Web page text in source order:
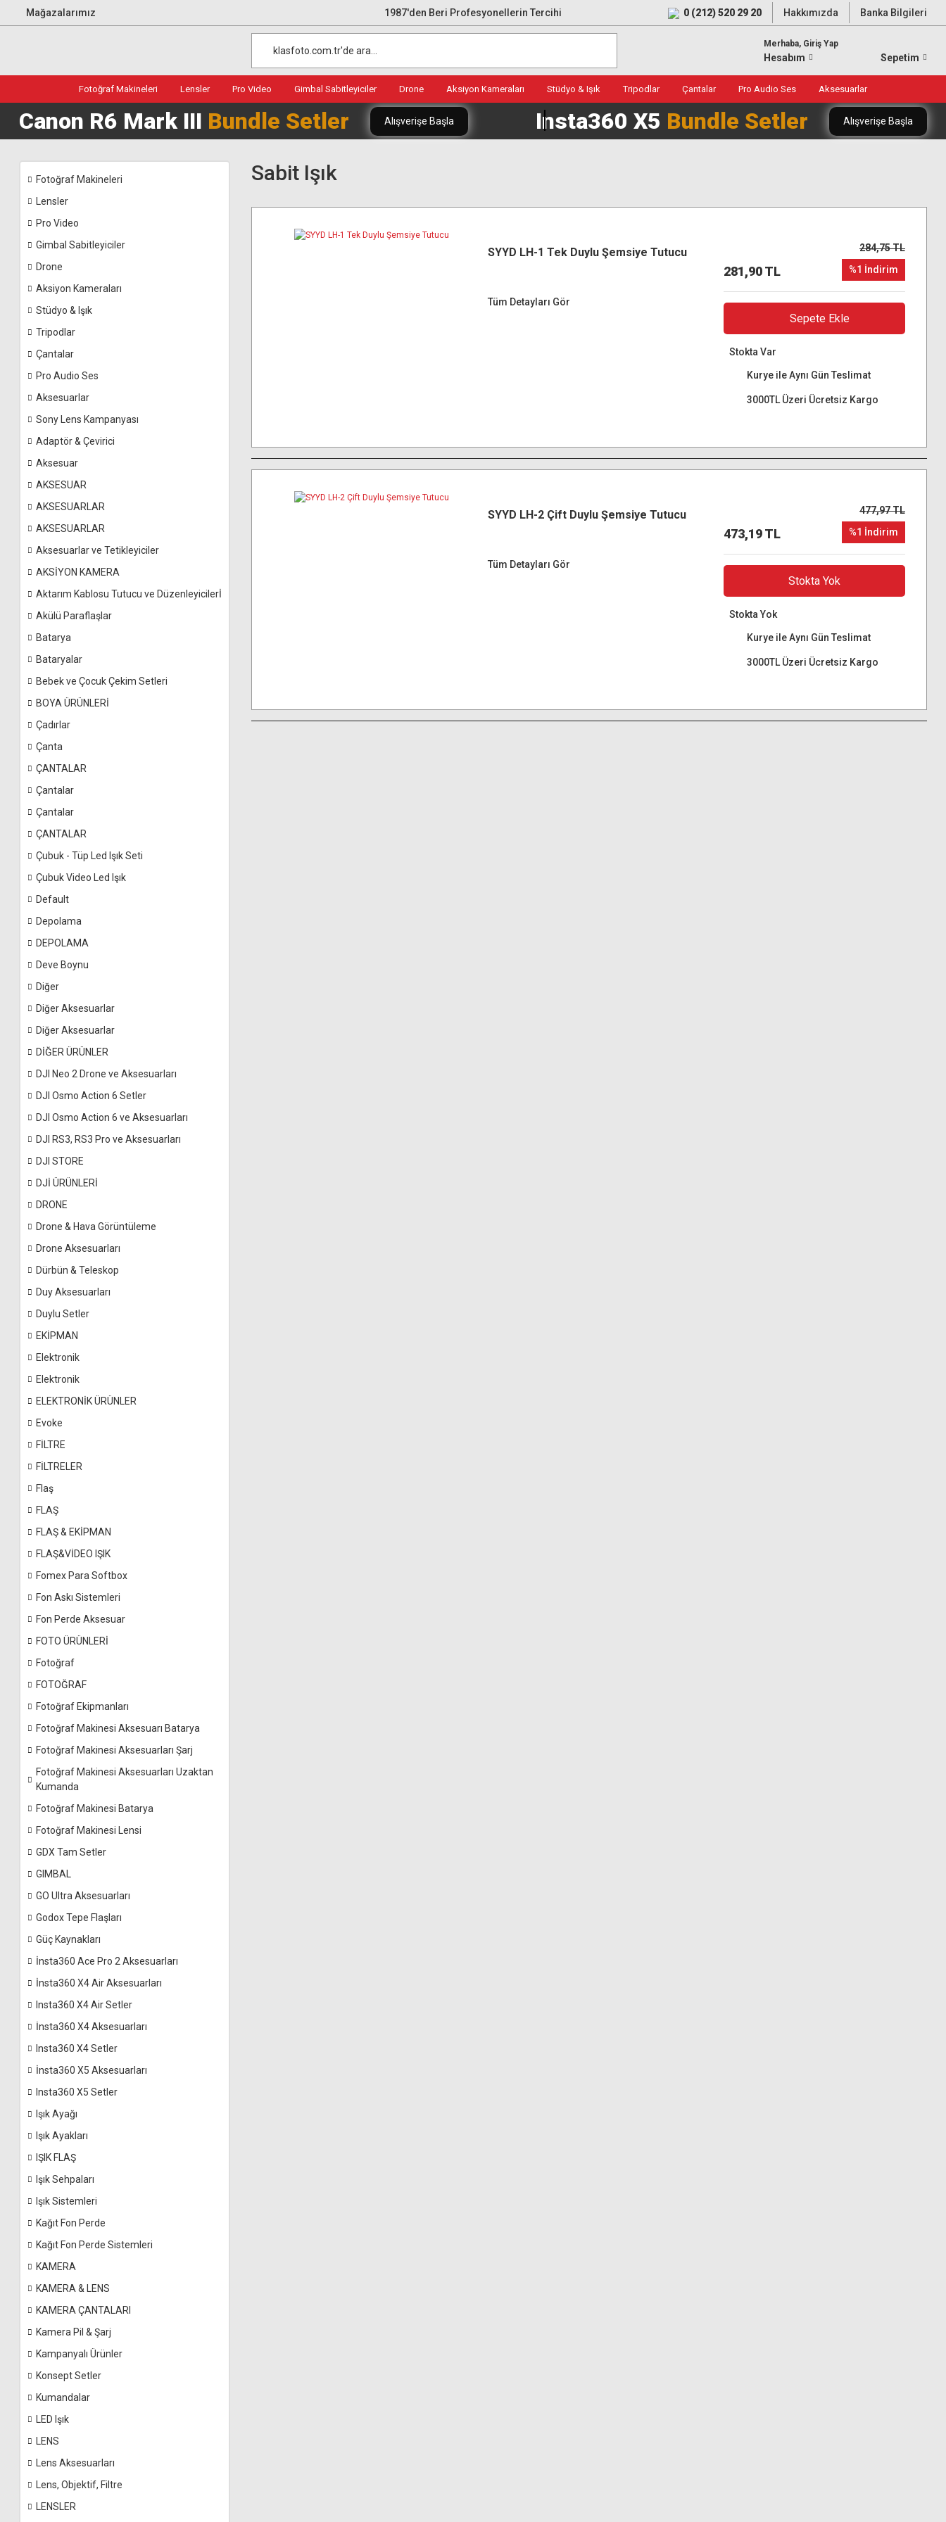
Mağazalarımız 1987'den Beri Profesyonellerin Tercihi 0 (212) 520 29 20 Hakkımızda Banka Bilgileri
Merhaba, Giriş Yap
Hesabım Sepetim
Fotoğraf Makineleri Lensler Pro Video Gimbal Sabitleyiciler Drone Aksiyon Kameraları Stüdyo & Işık Tripodlar Çantalar Pro Audio Ses Aksesuarlar
Canon R6 Mark III Bundle Setler Alışverişe Başla Insta360 X5 Bundle Setler Alışverişe Başla
Fotoğraf Makineleri
Lensler
Pro Video
Gimbal Sabitleyiciler
Drone
Aksiyon Kameraları
Stüdyo & Işık
Tripodlar
Çantalar
Pro Audio Ses
Aksesuarlar
Sony Lens Kampanyası
Adaptör & Çevirici
Aksesuar
AKSESUAR
AKSESUARLAR
AKSESUARLAR
Aksesuarlar ve Tetikleyiciler
AKSİYON KAMERA
Aktarım Kablosu Tutucu ve Düzenleyicilerİ
Akülü Paraflaşlar
Batarya
Bataryalar
Bebek ve Çocuk Çekim Setleri
BOYA ÜRÜNLERİ
Çadırlar
Çanta
ÇANTALAR
Çantalar
Çantalar
ÇANTALAR
Çubuk - Tüp Led Işık Seti
Çubuk Video Led Işık
Default
Depolama
DEPOLAMA
Deve Boynu
Diğer
Diğer Aksesuarlar
Diğer Aksesuarlar
DİĞER ÜRÜNLER
DJI Neo 2 Drone ve Aksesuarları
DJI Osmo Action 6 Setler
DJI Osmo Action 6 ve Aksesuarları
DJI RS3, RS3 Pro ve Aksesuarları
DJI STORE
DJİ ÜRÜNLERİ
DRONE
Drone & Hava Görüntüleme
Drone Aksesuarları
Dürbün & Teleskop
Duy Aksesuarları
Duylu Setler
EKİPMAN
Elektronik
Elektronik
ELEKTRONİK ÜRÜNLER
Evoke
FİLTRE
FİLTRELER
Flaş
FLAŞ
FLAŞ & EKİPMAN
FLAŞ&VİDEO IŞIK
Fomex Para Softbox
Fon Askı Sistemleri
Fon Perde Aksesuar
FOTO ÜRÜNLERİ
Fotoğraf
FOTOĞRAF
Fotoğraf Ekipmanları
Fotoğraf Makinesi Aksesuarı Batarya
Fotoğraf Makinesi Aksesuarları Şarj
Fotoğraf Makinesi Aksesuarları Uzaktan
Kumanda
Fotoğraf Makinesi Batarya
Fotoğraf Makinesi Lensi
GDX Tam Setler
GIMBAL
GO Ultra Aksesuarları
Godox Tepe Flaşları
Güç Kaynakları
İnsta360 Ace Pro 2 Aksesuarları
İnsta360 X4 Air Aksesuarları
Insta360 X4 Air Setler
İnsta360 X4 Aksesuarları
Insta360 X4 Setler
İnsta360 X5 Aksesuarları
Insta360 X5 Setler
Işık Ayağı
Işık Ayakları
IŞIK FLAŞ
Işık Sehpaları
Işık Sistemleri
Kağıt Fon Perde
Kağıt Fon Perde Sistemleri
KAMERA
KAMERA & LENS
KAMERA ÇANTALARI
Kamera Pil & Şarj
Kampanyalı Ürünler
Konsept Setler
Kumandalar
LED Işık
LENS
Lens Aksesuarları
Lens, Objektif, Filtre
LENSLER
Sabit Işık
SYYD LH-1 Tek Duylu Şemsiye Tutucu
Tüm Detayları Gör
281,90 TL
284,75 TL
%1 İndirim
Sepete Ekle
Stokta Var
Kurye ile Aynı Gün Teslimat
3000TL Üzeri Ücretsiz Kargo
SYYD LH-2 Çift Duylu Şemsiye Tutucu
Tüm Detayları Gör
473,19 TL
477,97 TL
%1 İndirim
Stokta Yok
Stokta Yok
Kurye ile Aynı Gün Teslimat
3000TL Üzeri Ücretsiz Kargo